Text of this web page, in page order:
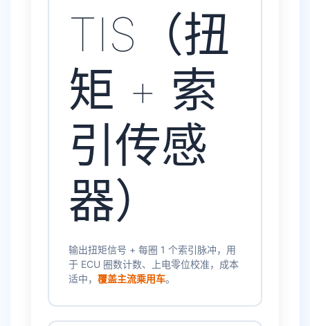
TIS（扭
矩 + 索
引传感
器）
输出扭矩信号 + 每圈 1 个索引脉冲，用
于 ECU 圈数计数、上电零位校准，成本
适中， 覆盖主流乘用车。